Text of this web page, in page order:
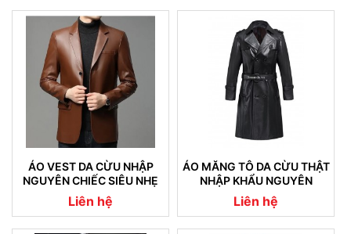
ÁO VEST DA CỪU NHẬP
NGUYÊN CHIẾC SIÊU NHẸ
08
Liên hệ
ÁO MĂNG TÔ DA CỪU THẬT
NHẬP KHẨU NGUYÊN
CHIẾC CAM KẾT KHÔNG NỔ
DA (04)
Liên hệ